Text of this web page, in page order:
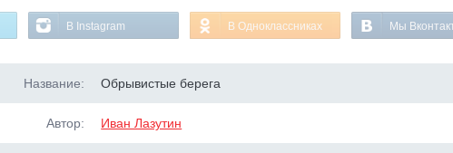
В Instagram В Одноклассниках Мы
Название: Обрывистые берега
Автор: Иван Лазутин